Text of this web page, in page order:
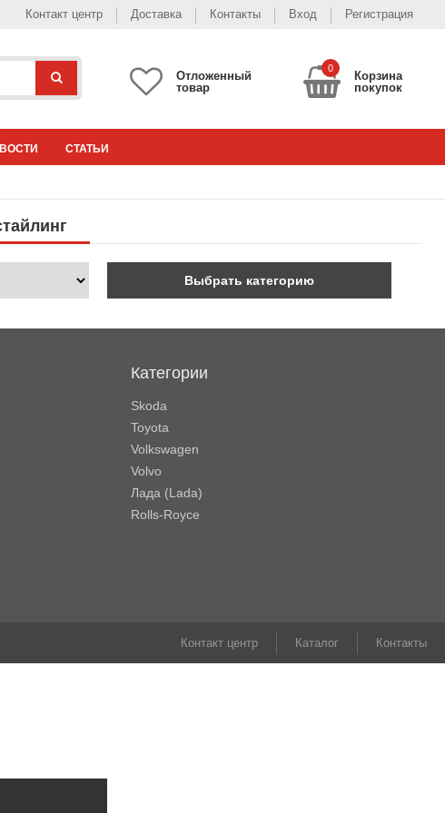
Контакт центр Доставка Контакты Вход Регистрация
Отложенный
товар
0
Корзина
покупок
СТАТЬИ
Выбрать категорию
Категории
Skoda
Toyota
Volkswagen
Volvo
Лада (Lada)
Rolls-Royce
Контакт центр Каталог Контакты